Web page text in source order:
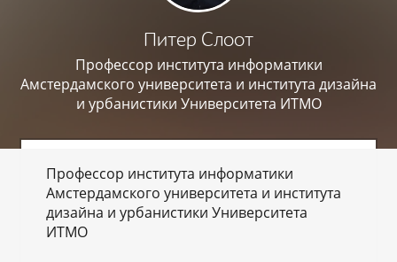
Питер Слоот
Профессор института информатики
Амстердамского университета и института дизайна
и урбанистики Университета ИТМО
Профессор института информатики
Амстердамского университета и института
дизайна и урбанистики Университета
ИТМО